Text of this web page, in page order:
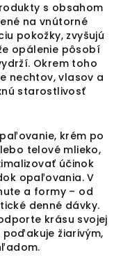
s obsahom
na vnútorné
pokožky, zvyšujú
opálenie pôsobí
Okrem toho
nechtov, vlasov a
starostlivosť
krém po
telové mlieko,
účinok
opaľovania. V
a formy – od
denné dávky.
krásu svojej
žiarivým,